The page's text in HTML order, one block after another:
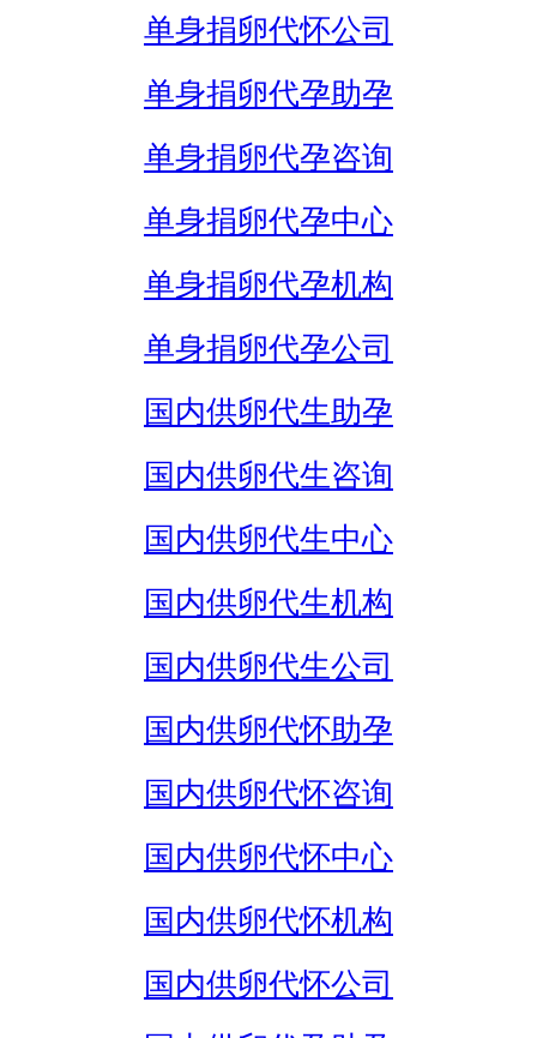
单身捐卵代怀公司
单身捐卵代孕助孕
单身捐卵代孕咨询
单身捐卵代孕中心
单身捐卵代孕机构
单身捐卵代孕公司
国内供卵代生助孕
国内供卵代生咨询
国内供卵代生中心
国内供卵代生机构
国内供卵代生公司
国内供卵代怀助孕
国内供卵代怀咨询
国内供卵代怀中心
国内供卵代怀机构
国内供卵代怀公司